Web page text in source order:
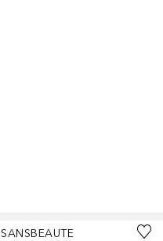
SANSBEAUTE